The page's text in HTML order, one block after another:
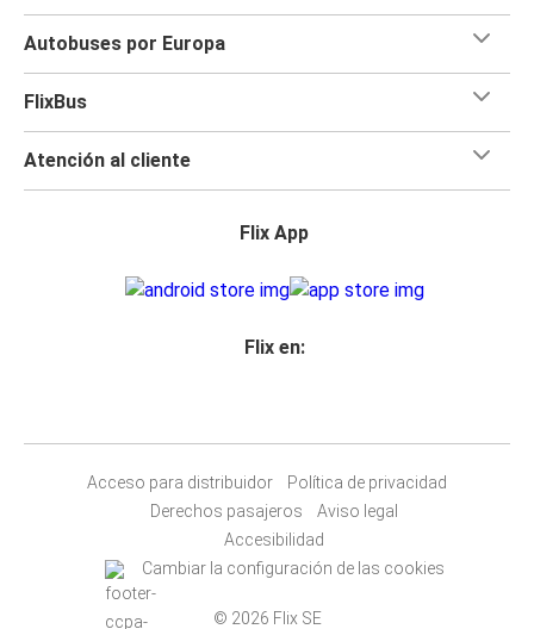
Autobuses por Europa
FlixBus
Atención al cliente
Flix App
Flix en:
Acceso para distribuidor
Política de privacidad
Derechos pasajeros
Aviso legal
Accesibilidad
Cambiar la configuración de las cookies
© 2026 Flix SE